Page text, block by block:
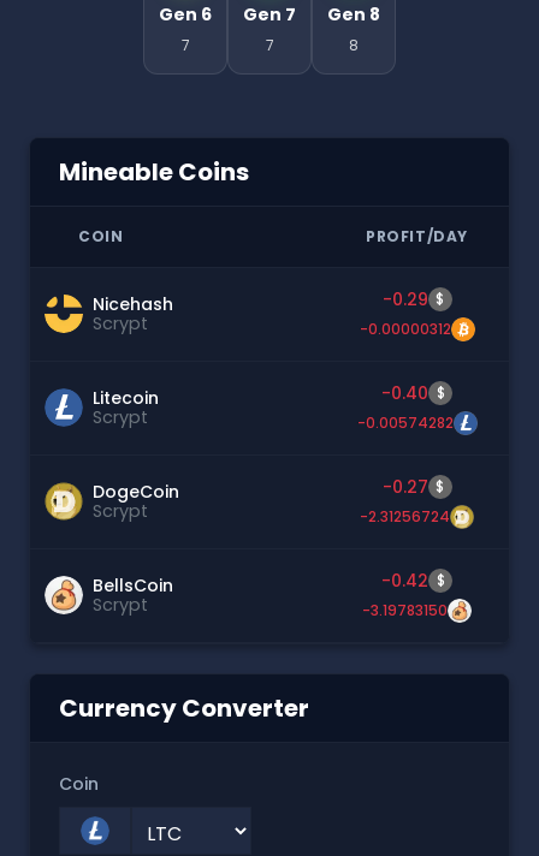
Gen 6
7
Gen 7
7
Gen 8
8
Mineable Coins
COIN PROFIT/DAY
Nicehash
Scrypt
-0.29 $
-0.00000312
Litecoin
Scrypt
-0.40 $
-0.00574282
DogeCoin
Scrypt
-0.27 $
-2.31256724
BellsCoin
Scrypt
-0.42 $
-3.19783150
Currency Converter
Coin